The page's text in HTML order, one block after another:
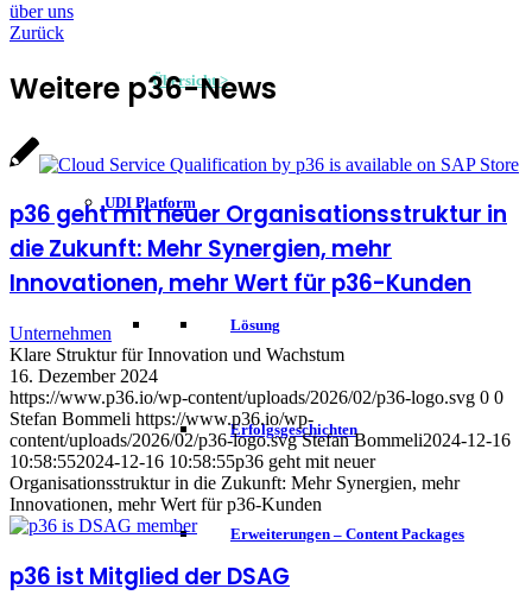
Übersicht >
UDI Platform
Lösung
Erfolgsgeschichten
Erweiterungen – Content Packages
über uns
Zurück
Weitere p36-News
p36 geht mit neuer Organisationsstruktur in
die Zukunft: Mehr Synergien, mehr
Innovationen, mehr Wert für p36-Kunden
Unternehmen
Klare Struktur für Innovation und Wachstum
16. Dezember 2024
https://www.p36.io/wp-content/uploads/2026/02/p36-logo.svg 0 0
Stefan Bommeli https://www.p36.io/wp-
content/uploads/2026/02/p36-logo.svg Stefan Bommeli2024-12-16
10:58:552024-12-16 10:58:55p36 geht mit neuer
Organisationsstruktur in die Zukunft: Mehr Synergien, mehr
Innovationen, mehr Wert für p36-Kunden
p36 ist Mitglied der DSAG